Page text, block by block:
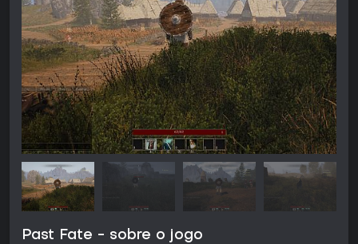
Past Fate - sobre o jogo